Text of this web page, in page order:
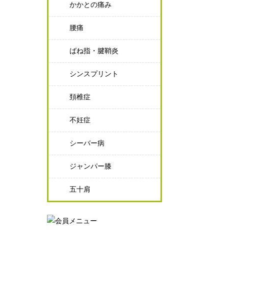
かかとの痛み
腰痛
ばね指・腱鞘炎
シンスプリント
頚椎症
不妊症
シーバー病
ジャンパー膝
五十肩